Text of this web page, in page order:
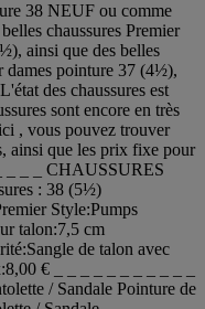
38 NEUF ou comme
chaussures Premier
ainsi que des belles
dames pointure 37 (4½),
des chaussures est
sont encore en très
, vous pouvez trouver
ainsi que les prix fixe pour
_ _ _ CHAUSSURES
: 38 (5½)
Style:Pumps
talon:7,5 cm
de talon avec
€ _ _ _ _ _ _ _ _ _ _ _
/ Sandale Pointure de